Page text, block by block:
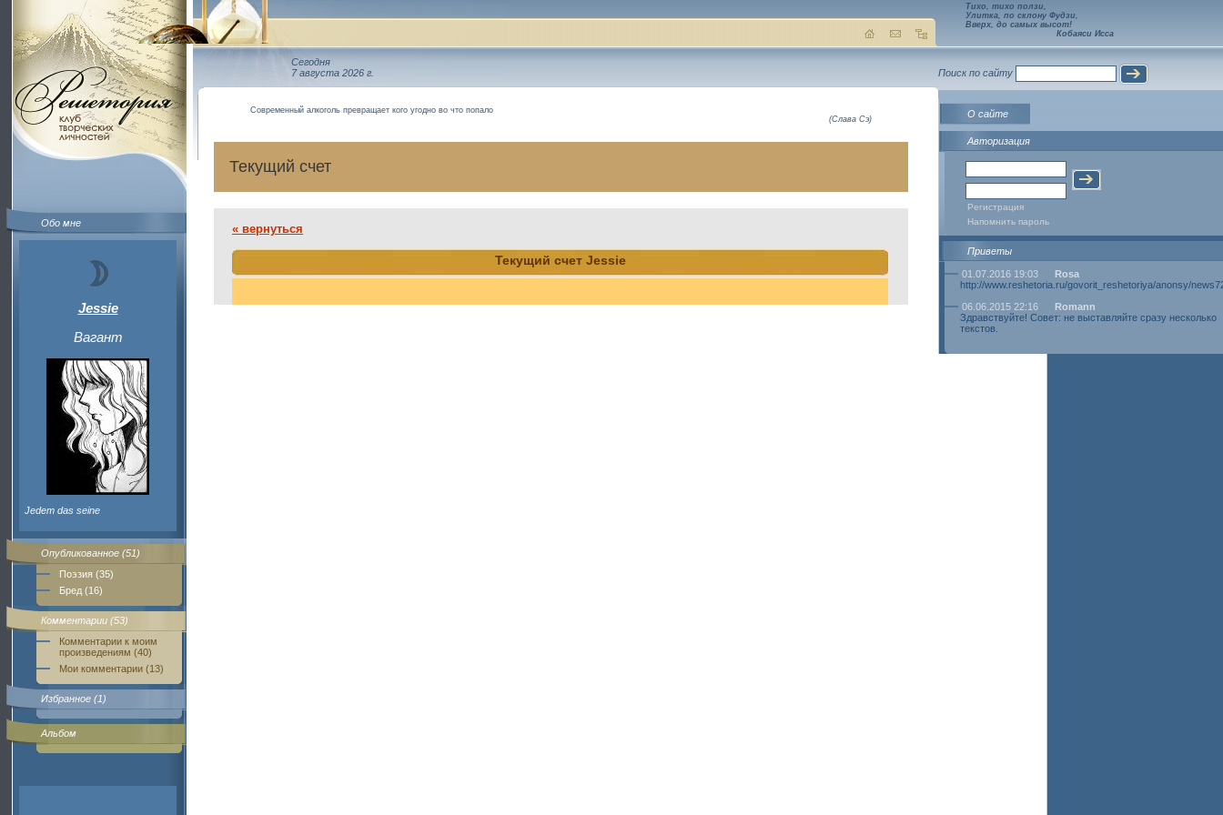
Обо мне
Jessie
Вагант
Jedem das seine
Опубликованное (51)
Поэзия (35)
Бред (16)
Комментарии (53)
Комментарии к моим
произведениям (40)
Мои комментарии (13)
Избранное (1)
Альбом
Сегодня
7 августа 2026 г.
Современный алкоголь превращает кого угодно во что попало
(Слава Сэ)
Текущий счет
« вернуться
Текущий счет Jessie
Тихо, тихо ползи,
Улитка, по склону Фудзи,
Вверх, до самых высот!
Кобаяси Исса
Поиск по сайту
О сайте
Авторизация
Регистрация
Напомнить пароль
Приветы
01.07.2016 19:03
Rosa
http://www.reshetoria.ru/govorit_reshetoriya/anonsy/
06.06.2015 22:16
Romann
Здравствуйте! Совет: не выставляйте сразу несколько
текстов.